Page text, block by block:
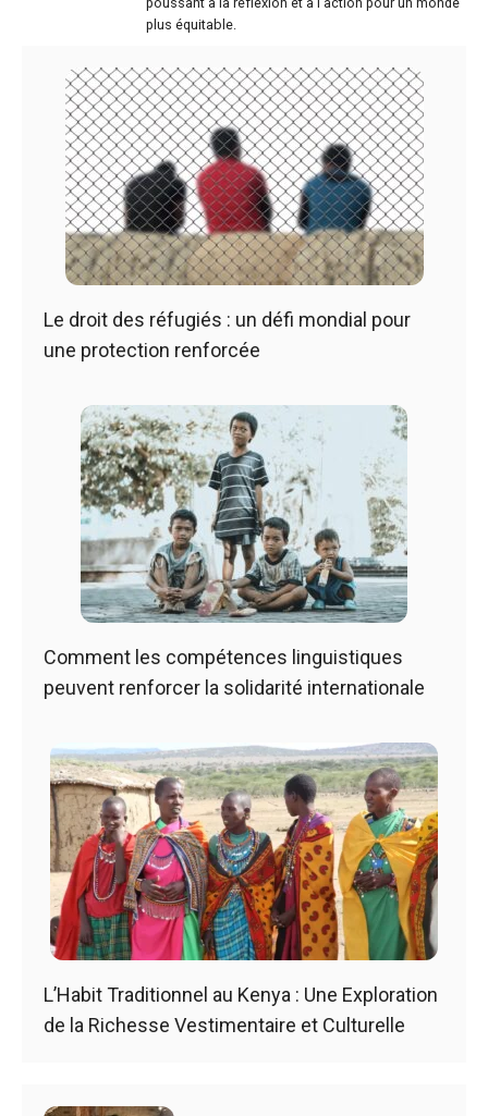
plus équitable.
Le droit des réfugiés : un défi mondial pour
une protection renforcée
Comment les compétences linguistiques
peuvent renforcer la solidarité internationale
L’Habit Traditionnel au Kenya : Une Exploration
de la Richesse Vestimentaire et Culturelle